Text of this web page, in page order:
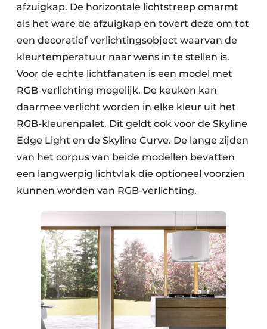
afzuigkap. De horizontale lichtstreep omarmt
als het ware de afzuigkap en tovert deze om tot
een decoratief verlichtingsobject waarvan de
kleurtemperatuur naar wens in te stellen is.
Voor de echte lichtfanaten is een model met
RGB-verlichting mogelijk. De keuken kan
daarmee verlicht worden in elke kleur uit het
RGB-kleurenpalet. Dit geldt ook voor de Skyline
Edge Light en de Skyline Curve. De lange zijden
van het corpus van beide modellen bevatten
een langwerpig lichtvlak die optioneel voorzien
kunnen worden van RGB-verlichting.